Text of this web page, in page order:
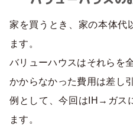
家を買うとき、家の本体代
ます。
バリューハウスはそれらを
かからなかった費用は差し
例として、今回はIH→ガス
ます。